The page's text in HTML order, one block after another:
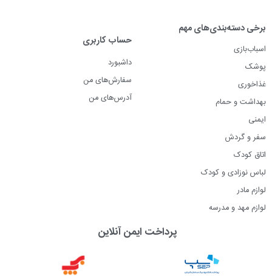
برخی دسته‌بندی‌های مهم
اسباب‌بازی
پوشک
غذاخوری
بهداشت و حمام
ایمنی
سفر و گردش
اتاق کودک
لباس نوزادی و کودک
لوازم مادر
لوازم مهد و مدرسه
حساب کاربری
داشبورد
سفارش‌های من
آدرس‌های من
پرداخت ایمن آنلاین